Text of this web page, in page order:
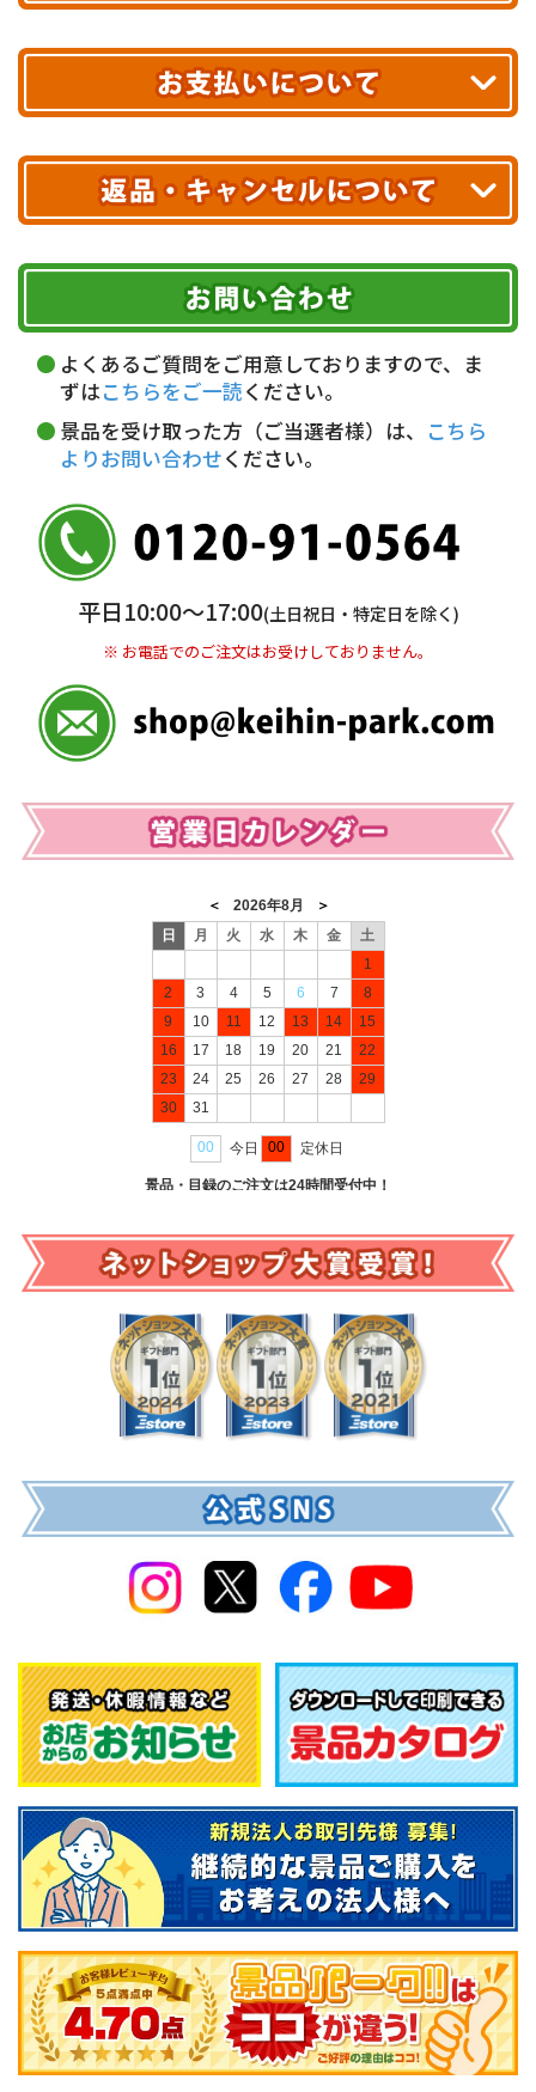
あす着エリアが対象です。
エリアやお届け日の確認はこちら▶
※ 配送業者による配送遅延が生じる可能性がございます。
※ 沖縄・離島はお届けできません。
送料無料!
10,000円未満 全国一律1,100円(税込)
配送業者
ヤマト運輸
お届け可能時間帯
午前中 14～16時
16～18時
18～20時
19～21時 指定なし
クレジットカード
代金引換(現金のみ)
5,000円未満…330円(税込)
銀行振込(前払い)
普通 7263489
＜口座名＞ カ）ディースタイル
※ 振込み手数料お客様ご負担。
期限を含むルール（条件）や、お客様にご負担い
ただく費用がございます。
詳しくはこちら▶
よくあるご質問をご用意しておりますので、ま
ずはこちらをご一読ください。
景品を受け取った方（ご当選者様）は、 こちら
よりお問い合わせください。
平日10:00〜17:00(土日祝日・特定日を除く)
※ お電話でのご注文はお受けしておりません。